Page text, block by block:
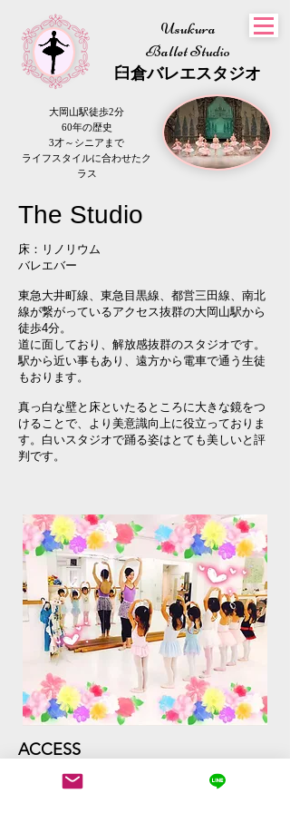
Usukura
Ballet Studio
​臼倉バレエスタジオ
大岡山駅徒歩2分
60年の歴史
3才～シニアまで
​ライフスタイルに合わせたク
ラス
The Studio
床：リノリウム
​バレエバー
東急大井町線、東急目黒線、都営三田線、南北
線が繋がっているアクセス抜群の大岡山駅から
徒歩4分。
道に面しており、解放感抜群のスタジオです。
駅から近い事もあり、遠方から電車で通う生徒
もおります。
真っ白な壁と床といたるところに大きな鏡をつ
けることで、より美意識向上に役立っておりま
す。白いスタジオで踊る姿はとても美しいと評
判です。
​ACCESS
​日本,東京都大田区北千束3-32-1 1階